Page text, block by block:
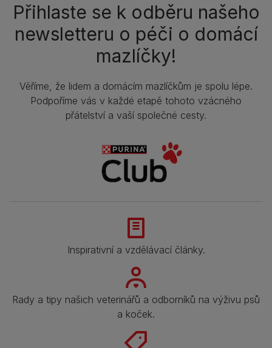
Přihlaste se k odběru našeho
newsletteru o péči o domácí
mazlíčky!
Věříme, že lidem a domácím mazlíčkům je spolu lépe.
Podpoříme vás v každé etapě tohoto vzácného
přátelství a vaší společné cesty.
Inspirativní a vzdělávací články.
Rady a tipy našich veterinářů a odborníků na výživu psů
a koček.